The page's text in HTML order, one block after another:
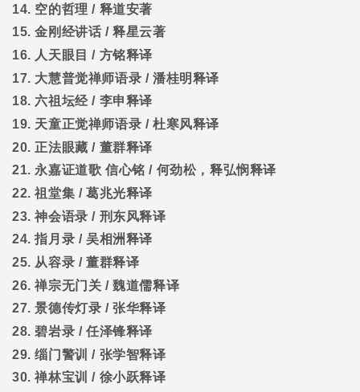
14. 空的哲理 / 释道安著
15.金刚经讲话 /释星云著
16. 人天眼目 / 方铭释译
17. 大慧普觉禅师语录 /潘桂明释译
18. 六祖坛经/ 李申释译
19. 天童正觉禅师语录 /杜寒风释译
20. 正法眼藏 / 董群释译
21.永嘉证道歌 信心铭 / 何劲松，释弘悯释译
22.祖堂集 /葛兆光释译
23.神会语录 / 刑东风释译
24.指月录 /吴相洲释译
25. 从容录 /董群释译
26.禅宗无门关 /魏道儒释译
27.景德传灯录 /张华释译
28.碧岩录 /任泽锋释译
29.缁门警训 / 张学智释译
30.禅林宝训 / 徐小跃释译